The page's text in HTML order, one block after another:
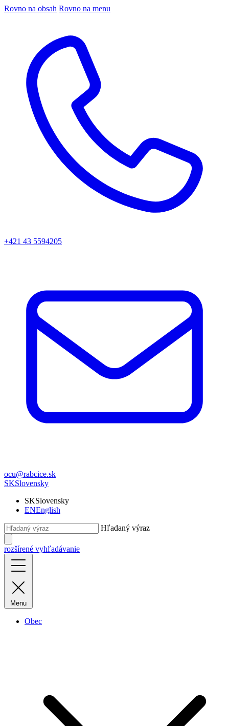
Rovno na obsah Rovno na menu
+421 43 5594205
ocu@rabcice.sk
SKSlovensky
SKSlovensky
ENEnglish
Hľadaný výraz
rozšírené vyhľadávanie
Menu
Obec